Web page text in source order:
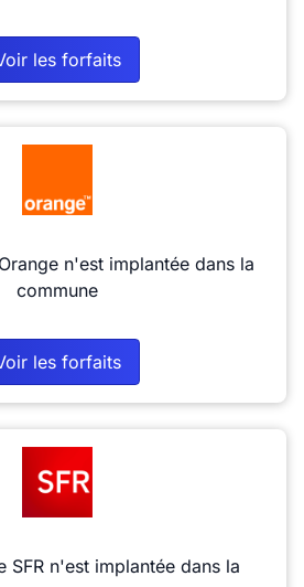
les forfaits
n'est implantée dans la
commune
les forfaits
SFR n'est implantée dans la